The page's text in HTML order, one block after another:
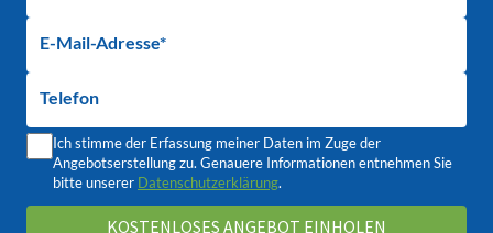
E-Mail-Adresse*
Telefon
Ich stimme der Erfassung meiner Daten im Zuge der
Angebotserstellung zu. Genauere Informationen entnehmen Sie
bitte unserer Datenschutzerklärung.